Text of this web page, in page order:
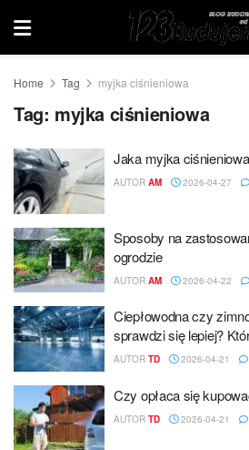
Home Tag myjka ciśnieniowa
Tag: myjka ciśnieniowa
Jaka myjka
AUTOR AM 2026-04-27
Sposoby na
ogrodzie
AUTOR AM 2026-04-22
Ciepłowodna czy
sprawdzi się lepiej?
AUTOR TD 2026-04-21
Czy opłaca się
AUTOR TD 2026-04-21